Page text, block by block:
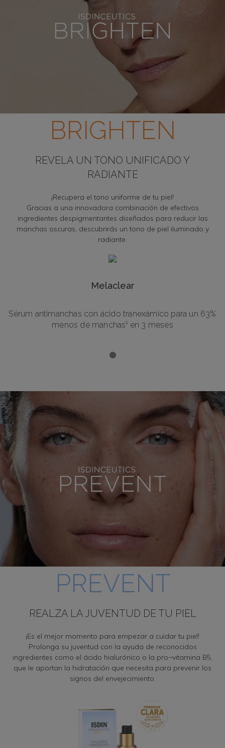
BRIGHTEN
REVELA UN TONO UNIFICADO Y
RADIANTE
¡Recupera el tono uniforme de tu piel!
Gracias a una innovadora combinación de efectivos
ingredientes despigmentantes diseñados para reducir las
manchas oscuras, descubrirás un tono de piel iluminado y
radiante.
Melaclear
Sérum antimanchas con ácido tranexámico para un 63%
menos de manchas¹ en 3 meses
PREVENT
REALZA LA JUVENTUD DE TU PIEL
¡Es el mejor momento para empezar a cuidar tu piel!
Prolonga su juventud con la ayuda de reconocidos
ingredientes como el ácido hialurónico o la pro−vitamina B5,
que le aportan la hidratación que necesita para prevenir los
signos del envejecimiento.